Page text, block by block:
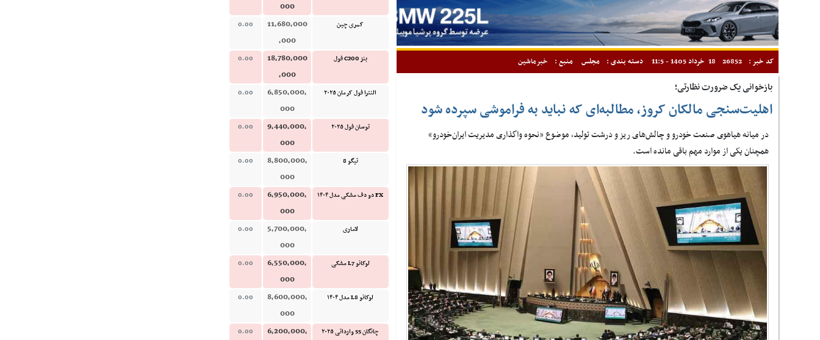
کد خبر : 26852 18 خرداد 1405 - 11:5 دسته بندی : مجلس منبع : خبرماشین
بازخوانی یک ضرورت نظارتی؛
اهلیت‌سنجی مالکان کروز، مطالبه‌ای که نباید به فراموشی سپرده شود
در میانه هیاهوی صنعت خودرو و چالش‌های ریز و درشت تولید، موضوع «نحوه واگذاری مدیریت ایران‌خودرو»
همچنان یکی از موارد مهم باقی مانده است.
000
کمری چین
11,680,000
,000
0.00
بنز C200 فول
18,780,000
,000
0.00
النترا فول کرمان ۲۰۲۵
6,850,000,
000
0.00
توسان فول ۲۰۲۵
9,440,000,
000
0.00
تیگو 8
8,800,000,
000
0.00
FX دو دف مشکی مدل ۱۴۰۴
6,950,000,
000
0.00
لاماری
5,700,000,
000
0.00
لوکانو L7 مشکی
6,550,000,
000
0.00
لوکانو L8 مدل ۱۴۰۴
8,600,000,
000
0.00
چانگان 55 وارداتی ۲۰۲۵
6,200,000,
0.00